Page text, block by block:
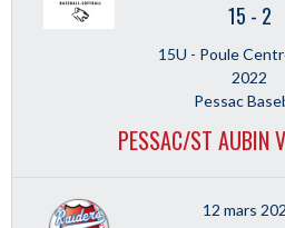
15 - 2
15U - Poule
2022
Pessac
PESSAC/ST AUBIN
12 mars